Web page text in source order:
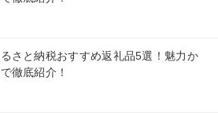
さと納税おすすめ返礼品5選！魅力か
徹底紹介！